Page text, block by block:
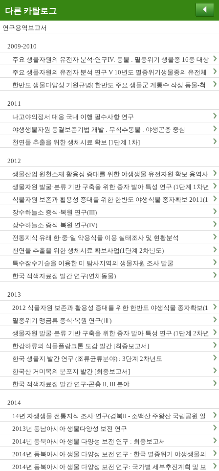
다른 카탈로그
연구용역보고서
2009-2010
주요 생물자원의 유전자 분석·연구IV: 동물 : 멸종위기 생물종 16종 대상
주요 생물자원의 유전자 분석 연구 V 10년도 멸종위기생물종의 유전체
연구
한반도 생물다양성 기원규명( 한반도 주요 생물군 계통수 작성 동물-척
2011
나고야의정서 대응 국내 이행 필수사항 연구
야생생물자원 동결보존기법 개발 : 무척추동물 : 야생곤충 중심
천연물 추출을 위한 생체시료 확보 [1단계 1차]
2012
생물산업 원천소재 활용성 증대를 위한 야생생물 유전자원 확보 용역사
업 (2012년)
생물자원 발굴·분류 기반 구축을 위한 종자 발아 특성 연구 (1단계 1차년
도)
식물자원 보존과 활용성 증대를 위한 한반도 야생식물 종자확보 2011(1
단계1차년도)
장수하늘소 증식·복원 연구(III)
장수하늘소 증식·복원 연구(IV)
전통지식 유래 한·중·일 약용식물 이용 실태조사 및 현황분석
천연물 추출을 위한 생체시료 확보사업(1단계 2차년도)
특수잠수기술을 이용한 미 탐사지역의 생물자원 조사 발굴
한국 적색자료집 발간 연구(연체동물)
2013
2012 식물자원 보존과 활용성 증대를 위한 한반도 야생식물 종자확보(1
단계2차년도)
멸종위기 맹금류 증식·복원 연구(Ⅲ)
생물자원 발굴·분류 기반 구축을 위한 종자 발아 특성 연구 (1단계 2차년
도)
한강하류의 식물플랑크톤 도감 발간 [최종보고서]
한국 생물지 발간 연구 (조류균류분야) : 3단계 2차년도
한국산 거미목의 분포지 발간 [최종보고서]
한국 적색자료집 발간 연구-곤충 II, III 분야
2014
14년 자생생물 전통지식 조사·연구(경북II - 소백산 주왕산 국립공원 일
대, 충남지역 Ⅱ - 계룡산 태안해안국립공원 일대)
2013년 동남아시아 생물다양성 보전 연구
2014년 동북아시아 생물 다양성 보전 연구 : 최종보고서
2014년 동북아시아 생물 다양성 보전 연구 : 한국 멸종위기 야생생물의
동북아시아 분포현황
2014년 동북아시아 생물 다양성 보전 연구: 국가별 세부추진계획 및 보